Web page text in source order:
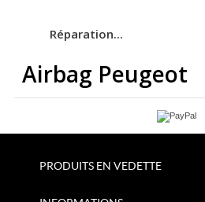
Réparation...
Airbag Peugeot
PRODUITS EN VEDETTE